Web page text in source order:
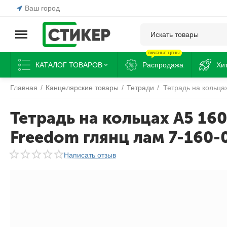
Ваш город
КАТАЛОГ ТОВАРОВ Распродажа
ВКУСНЫЕ ЦЕНЫ
Главная / Канцелярские товары / Тетради / Тетрадь на
Тетрадь на кольцах А5
Freedom глянц лам 7-
Написать отзыв